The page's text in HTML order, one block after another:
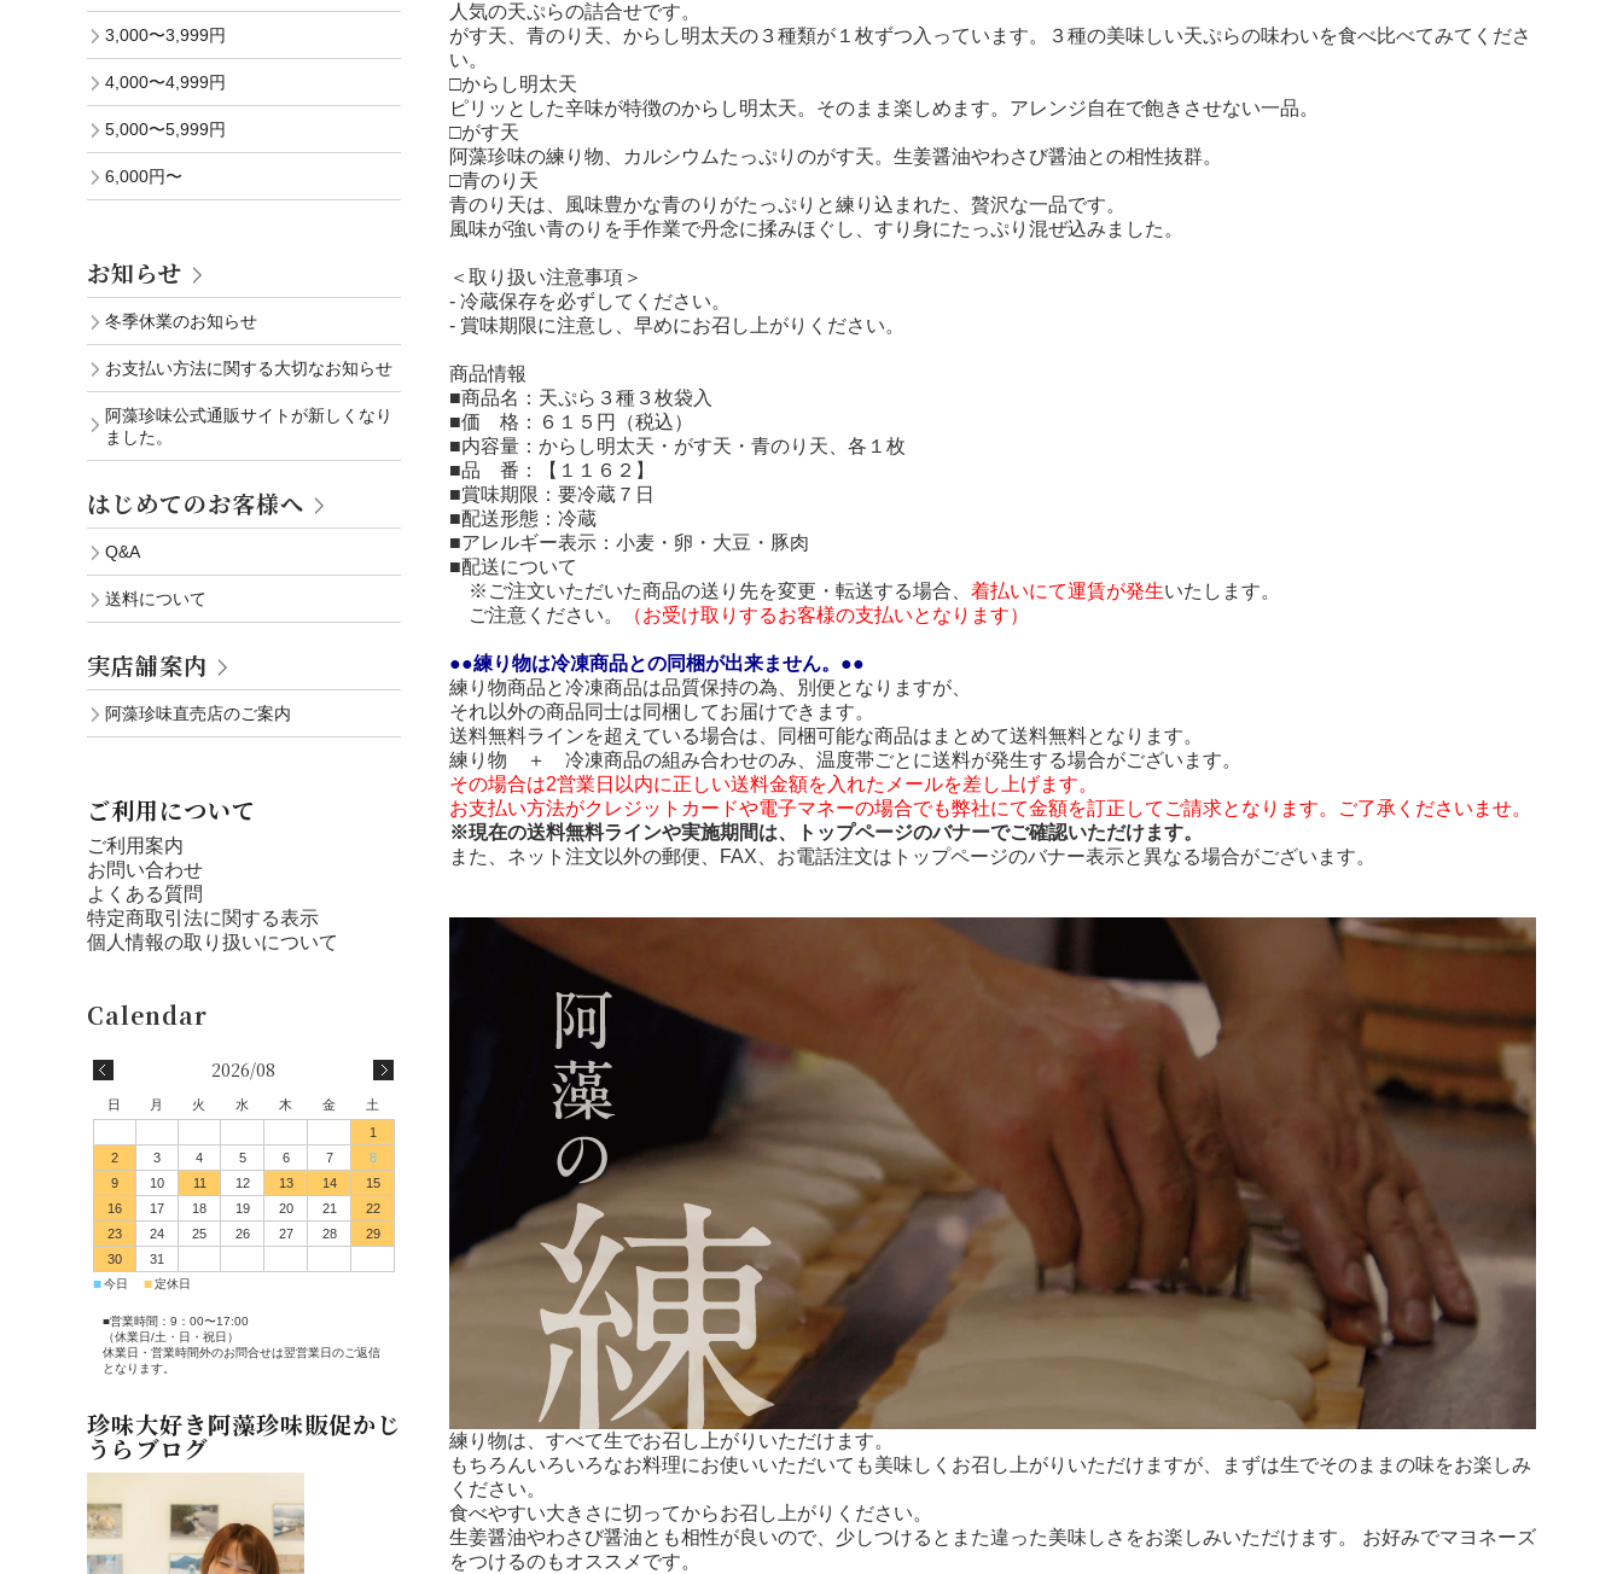
人気の天ぷらの詰合せです。
がす天、青のり天、からし明太天の３種類が１枚ずつ入っています。３種の美味しい天ぷらの味わいを食べ比べてみてくださ
い。
□からし明太天
ピリッとした辛味が特徴のからし明太天。そのまま楽しめます。アレンジ自在で飽きさせない一品。
□がす天
阿藻珍味の練り物、カルシウムたっぷりのがす天。生姜醤油やわさび醤油との相性抜群。
□青のり天
青のり天は、風味豊かな青のりがたっぷりと練り込まれた、贅沢な一品です。
風味が強い青のりを手作業で丹念に揉みほぐし、すり身にたっぷり混ぜ込みました。
＜取り扱い注意事項＞
- 冷蔵保存を必ずしてください。
- 賞味期限に注意し、早めにお召し上がりください。
商品情報
■商品名：天ぷら３種３枚袋入
■価 格：６１５円（税込）
■内容量：からし明太天・がす天・青のり天、各１枚
■品 番：【１１６２】
■賞味期限：要冷蔵７日
■配送形態：冷蔵
■アレルギー表示：小麦・卵・大豆・豚肉
■配送について
※ご注文いただいた商品の送り先を変更・転送する場合、 着払いにて運賃が発生いたします。
ご注意ください。
（お受け取りするお客様の支払いとなります）
●●練り物は冷凍商品との同梱が出来ません。●●
練り物商品と冷凍商品は品質保持の為、別便となりますが、
それ以外の商品同士は同梱してお届けできます。
送料無料ラインを超えている場合は、同梱可能な商品はまとめて送料無料となります。
練り物 ＋ 冷凍商品の組み合わせのみ、温度帯ごとに送料が発生する場合がございます。
その場合は2営業日以内に正しい送料金額を入れたメールを差し上げます。
お支払い方法がクレジットカードや電子マネーの場合でも弊社にて金額を訂正してご請求となります。ご了承くださいませ。
※現在の送料無料ラインや実施期間は、トップページのバナーでご確認いただけます。
また、ネット注文以外の郵便、FAX、お電話注文はトップページのバナー表示と異なる場合がございます。
練り物は、すべて生でお召し上がりいただけます。
もちろんいろいろなお料理にお使いいただいても美味しくお召し上がりいただけますが、まずは生でそのままの味をお楽しみ
ください。
食べやすい大きさに切ってからお召し上がりください。
生姜醤油やわさび醤油とも相性が良いので、少しつけるとまた違った美味しさをお楽しみいただけます。 お好みでマヨネーズ
をつけるのもオススメです。
3,000〜3,999円
4,000〜4,999円
5,000〜5,999円
6,000円〜
お知らせ
冬季休業のお知らせ
お支払い方法に関する大切なお知らせ
阿藻珍味公式通販サイトが新しくなり
ました。
はじめてのお客様へ
Q&A
送料について
実店舗案内
阿藻珍味直売店のご案内
ご利用について
ご利用案内
お問い合わせ
よくある質問
特定商取引法に関する表示
個人情報の取り扱いについて
2026/08
日 月 火 水 木 金
土
1
2
3 4 5 6 7
8
9
10 11 12 13 14
15
16
17 18 19 20 21
22
23
24 25 26 27 28
29
30
31
■今日 ■定休日
■営業時間：9：00〜17:00
（休業日/土・日・祝日）
休業日・営業時間外のお問合せは翌営業日のご返信
となります。
珍味大好き阿藻珍味販促かじ
うらブログ